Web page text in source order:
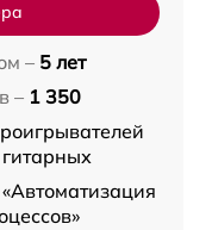
– 5 лет
– 1 350